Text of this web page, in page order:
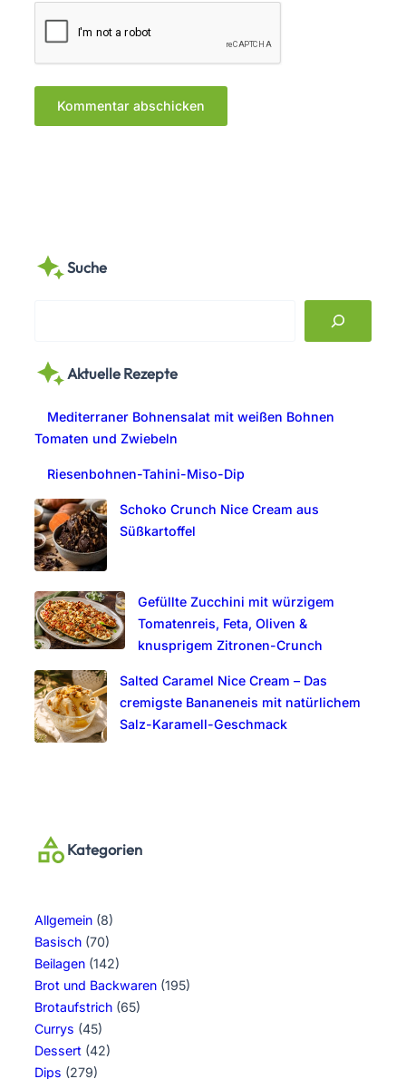
Suche
r
Aktuelle Rezepte
Mediterraner Bohnensalat mit weißen Bohnen
Tomaten und Zwiebeln
Riesenbohnen-Tahini-Miso-Dip
Schoko Crunch Nice Cream aus
Süßkartoffel
Gefüllte Zucchini mit würzigem
Tomatenreis, Feta, Oliven &
knusprigem Zitronen-Crunch
Salted Caramel Nice Cream – Das
cremigste Bananeneis mit natürlichem
Salz-Karamell-Geschmack
Kategorien
Allgemein (8)
Basisch (70)
Beilagen (142)
Brot und Backwaren (195)
Brotaufstrich (65)
Currys (45)
Dessert (42)
Dips (279)